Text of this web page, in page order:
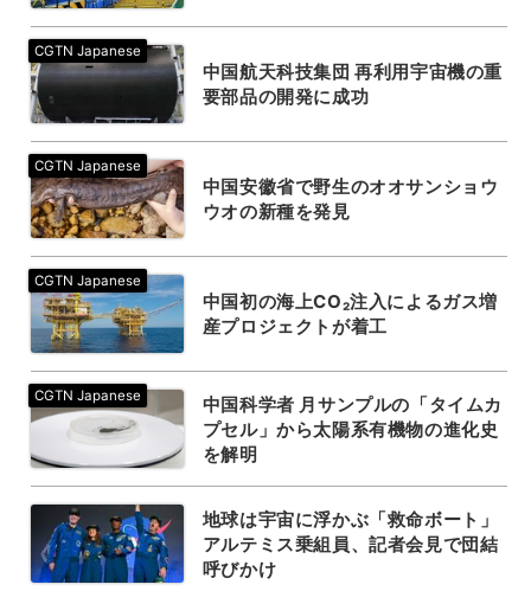
中国航天科技集団 再利用宇宙機の重
要部品の開発に成功
中国安徽省で野生のオオサンショウ
ウオの新種を発見
中国初の海上CO₂注入によるガス増
産プロジェクトが着工
中国科学者 月サンプルの「タイムカ
プセル」から太陽系有機物の進化史
を解明
地球は宇宙に浮かぶ「救命ボート」
アルテミス乗組員、記者会見で団結
呼びかけ